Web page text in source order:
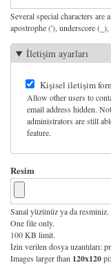
Several special characters
apostrophe ('), underscore
İletişim ayarları
Kişisel iletişim
Allow other users to
email address hidden.
administrators are still
feature.
Resim
Sanal yüzünüz ya da resminiz.
One file only.
100 KB limit.
İzin verilen dosya uzantıları:
Images larger than 120x120